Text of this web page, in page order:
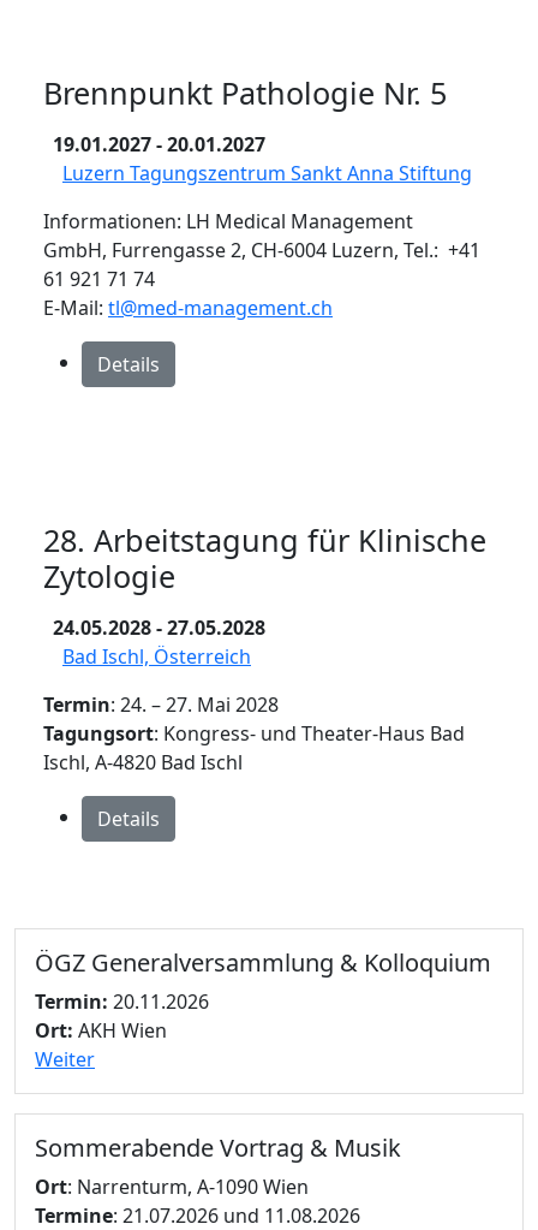
Brennpunkt Pathologie Nr. 5
19.01.2027- 20.01.2027
Luzern Tagungszentrum Sankt Anna Stiftung
Informationen: LH Medical Management
GmbH, Furrengasse 2, CH-6004 Luzern, Tel.: +41
61 921 71 74
E-Mail: tl@med-management.ch
Details
28. Arbeitstagung für Klinische
Zytologie
24.05.2028- 27.05.2028
Bad Ischl, Österreich
Termin: 24. – 27. Mai 2028
Tagungsort: Kongress- und Theater-Haus Bad
Ischl, A-4820 Bad Ischl
Details
ÖGZ Generalversammlung & Kolloquium
Termin: 20.11.2026
Ort: AKH Wien
Weiter
Sommerabende Vortrag & Musik
Ort: Narrenturm, A-1090 Wien
Termine: 21.07.2026 und 11.08.2026